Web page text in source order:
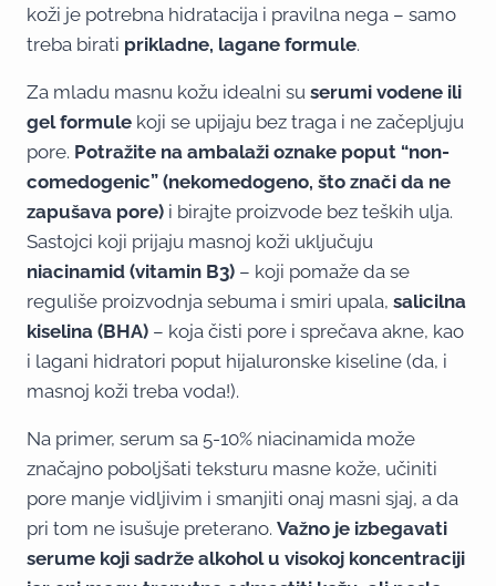
koži je potrebna hidratacija i pravilna nega – samo
treba birati prikladne, lagane formule.
Za mladu masnu kožu idealni su serumi vodene ili
gel formule koji se upijaju bez traga i ne začepljuju
pore. Potražite na ambalaži oznake poput “non-
comedogenic” (nekomedogeno, što znači da ne
zapušava pore) i birajte proizvode bez teških ulja.
Sastojci koji prijaju masnoj koži uključuju
niacinamid (vitamin B3) – koji pomaže da se
reguliše proizvodnja sebuma i smiri upala, salicilna
kiselina (BHA) – koja čisti pore i sprečava akne, kao
i lagani hidratori poput hijaluronske kiseline (da, i
masnoj koži treba voda!).
Na primer, serum sa 5-10% niacinamida može
značajno poboljšati teksturu masne kože, učiniti
pore manje vidljivim i smanjiti onaj masni sjaj, a da
pri tom ne isušuje preterano. Važno je izbegavati
serume koji sadrže alkohol u visokoj koncentraciji